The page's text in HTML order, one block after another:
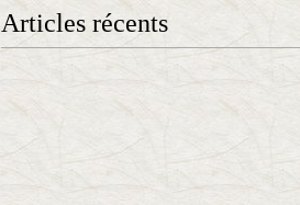
Articles récents